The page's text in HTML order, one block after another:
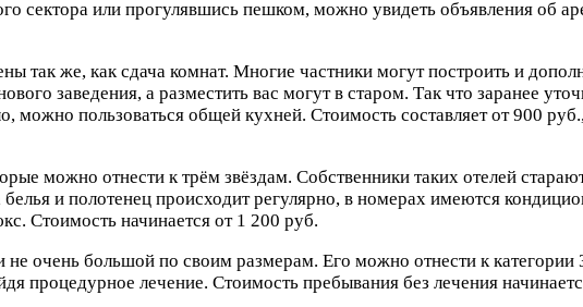
сектора или прогулявшись пешком, можно увидеть объявления об
же, как сдача комнат. Многие частники могут построить и
заведения, а разместить вас могут в старом. Так что заранее
пользоваться общей кухней. Стоимость составляет от 900
можно отнести к трём звёздам. Собственники таких отелей
и полотенец происходит регулярно, в номерах имеются
Стоимость начинается от 1 200 руб.
очень большой по своим размерам. Его можно отнести к категории
процедурное лечение. Стоимость пребывания без лечения